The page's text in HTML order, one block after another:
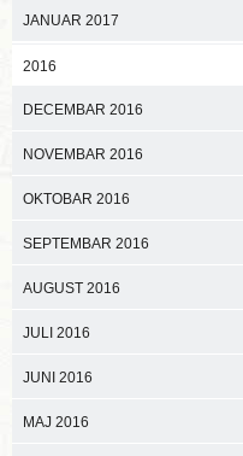
JANUAR 2017
2016
DECEMBAR 2016
NOVEMBAR 2016
OKTOBAR 2016
SEPTEMBAR 2016
AUGUST 2016
JULI 2016
JUNI 2016
MAJ 2016